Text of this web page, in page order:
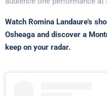
Watch Romina Landaure’s
Osheaga and discover a
keep on your radar.